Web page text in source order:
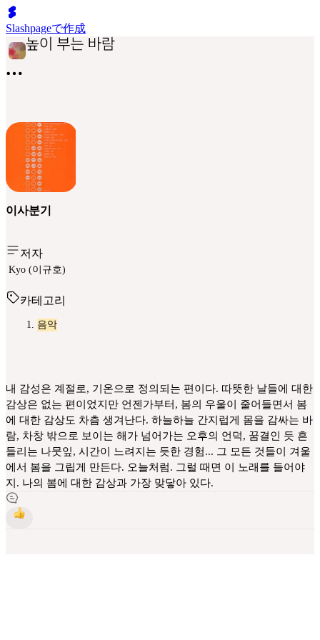
Slashpageで作成
이사분기
저자
Kyo (이규호)
카테고리
음악
내 감성은 계절로, 기온으로 정의되는 편이다. 따뜻한 날들에 대한
감상은 없는 편이었지만 언젠가부터, 봄의 우울이 줄어들면서 봄
에 대한 감상도 차츰 생겨난다. 하늘하늘 간지럽게 몸을 감싸는 바
람, 차창 밖으로 보이는 해가 넘어가는 오후의 언덕, 꿈결인 듯 흔
들리는 나뭇잎, 시간이 느려지는 듯한 경험... 그 모든 것들이 겨울
에서 봄을 그립게 만든다. 오늘처럼. 그럴 때면 이 노래를 들어야
지. 나의 봄에 대한 감상과 가장 맞닿아 있다.